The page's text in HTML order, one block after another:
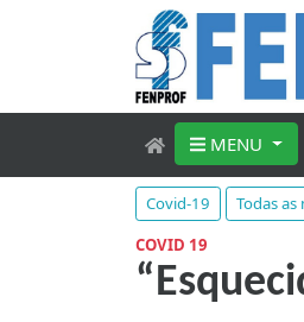
MENU
Covid-19 Todas as
COVID 19